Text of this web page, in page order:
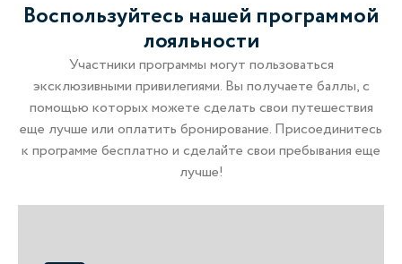
Воспользуйтесь нашей программой
лояльности
Участники программы могут пользоваться
эксклюзивными привилегиями. Вы получаете баллы, с
помощью которых можете сделать свои путешествия
еще лучше или оплатить бронирование. Присоединитесь
к программе бесплатно и сделайте свои пребывания еще
лучше!